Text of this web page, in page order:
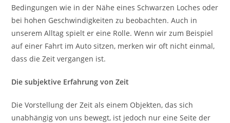
Bedingungen wie in der Nähe eines Schwarzen Loches oder
bei hohen Geschwindigkeiten zu beobachten. Auch in
unserem Alltag spielt er eine Rolle. Wenn wir zum Beispiel
auf einer Fahrt im Auto sitzen, merken wir oft nicht einmal,
dass die Zeit vergangen ist.
Die subjektive Erfahrung von Zeit
Die Vorstellung der Zeit als einem Objekten, das sich
unabhängig von uns bewegt, ist jedoch nur eine Seite der